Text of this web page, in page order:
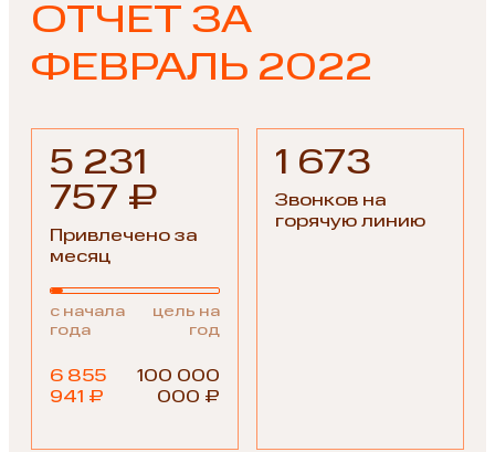
ОТЧЕТ ЗА
ФЕВРАЛЬ 2022
5 231
757 ₽
Привлечено за
месяц
с начала
года
цель на
год
6 855
941 ₽
100 000
000 ₽
1 673
Звонков на
горячую линию